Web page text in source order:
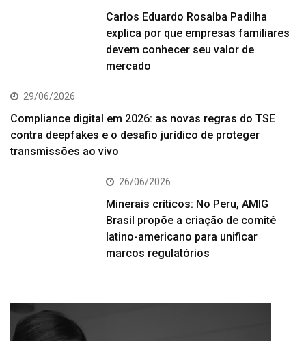
Carlos Eduardo Rosalba Padilha
explica por que empresas familiares
devem conhecer seu valor de
mercado
29/06/2026
Compliance digital em 2026: as novas regras do TSE
contra deepfakes e o desafio jurídico de proteger
transmissões ao vivo
26/06/2026
Minerais críticos: No Peru, AMIG
Brasil propõe a criação de comitê
latino-americano para unificar
marcos regulatórios